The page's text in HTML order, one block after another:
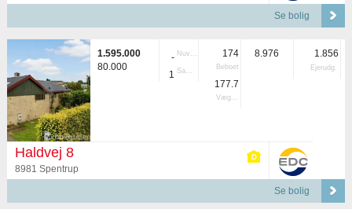
Se bolig
1.595.000
80.000
- Nuvær.
1 Samlet
174
Beboet
177.7
Vægtet
8.976 1.856
Ejerudg.
Haldvej 8
8981 Spentrup
Se bolig